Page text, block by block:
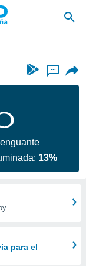
...
13%
para el